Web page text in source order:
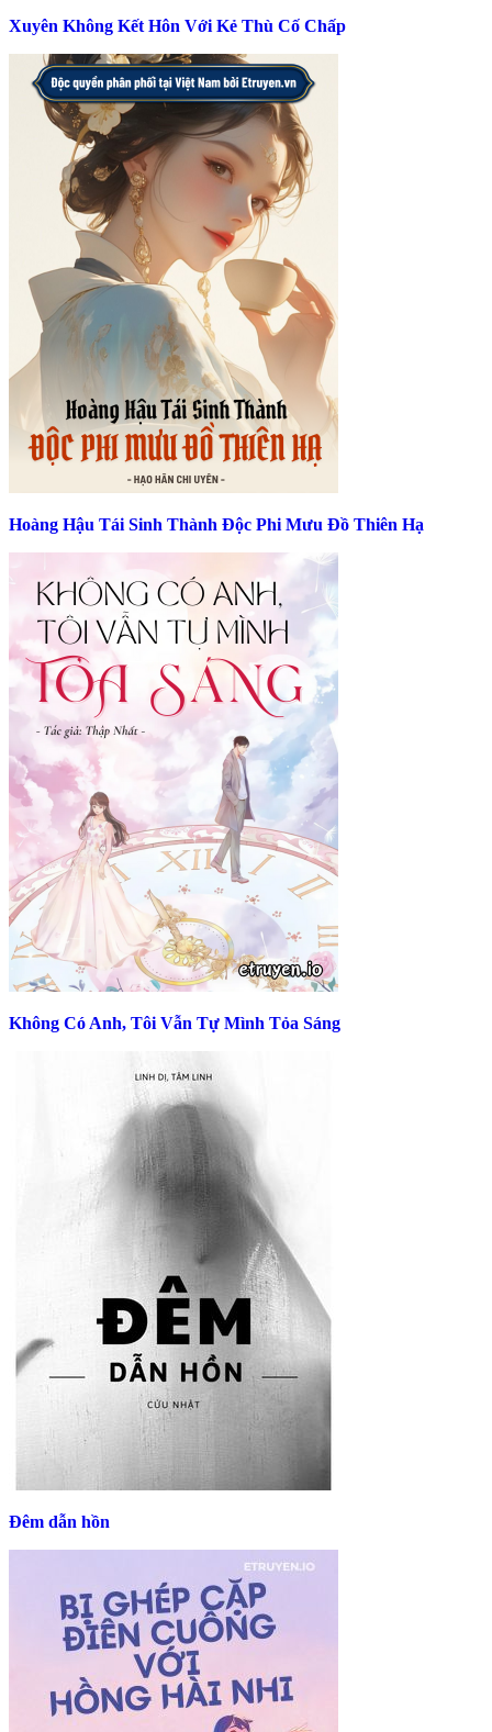
Xuyên Không Kết Hôn Với Kẻ Thù Cố Chấp
Hoàng Hậu Tái Sinh Thành Độc Phi Mưu Đồ Thiên Hạ
Không Có Anh, Tôi Vẫn Tự Mình Tỏa Sáng
Đêm dẫn hồn